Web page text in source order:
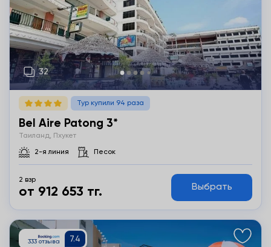
Тур купили 94 раза
Bel Aire Patong 3*
Таиланд, Пхукет
2-я линия Песок
2 взр
от 912 653 тг. Выбрать
Подробнее